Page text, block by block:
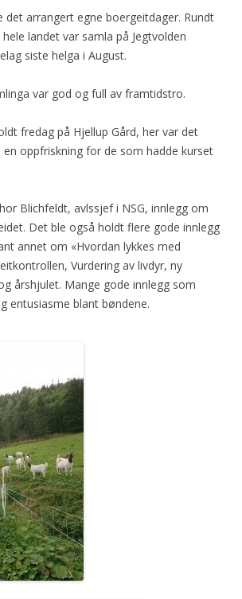
det arrangert egne boergeitdager. Rundt
landet var samla på Jegtvolden
siste helga i August.
var god og full av framtidstro.
fredag på Hjellup Gård, her var det
oppfriskning for de som hadde kurset
Blichfeldt, avlssjef i NSG, innlegg om
Det ble også holdt flere gode innlegg
annet om «Hvordan lykkes med
Vurdering av livdyr, ny
årshjulet. Mange gode innlegg som
entusiasme blant bøndene.